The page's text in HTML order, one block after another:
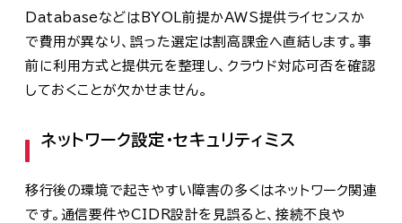
DatabaseなどはBYOL前提かAWS提供ライセンスか
で費用が異なり、誤った選定は割高課金へ直結します。事
前に利用方式と提供元を整理し、クラウド対応可否を確認
しておくことが欠かせません。
ネットワーク設定・セキュリティミス
移行後の環境で起きやすい障害の多くはネットワーク関連
です。通信要件やCIDR設計を見誤ると、接続不良や